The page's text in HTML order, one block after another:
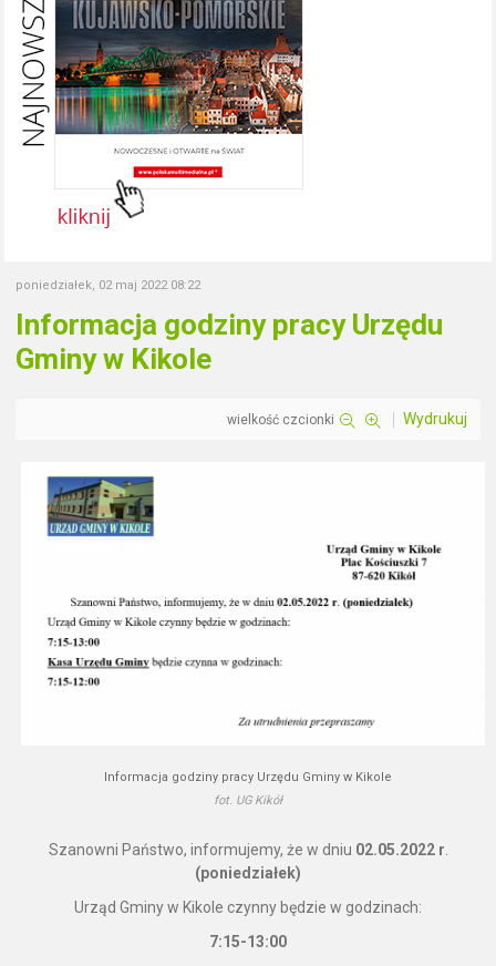
poniedziałek, 02 maj 2022 08:22
Informacja godziny pracy Urzędu
Gminy w Kikole
wielkość czcionki Wydrukuj
Informacja godziny pracy Urzędu Gminy w Kikole
fot. UG Kikół
Szanowni Państwo, informujemy, że w dniu 02.05.2022 r.
(poniedziałek)
Urząd Gminy w Kikole czynny będzie w godzinach:
7:15-13:00